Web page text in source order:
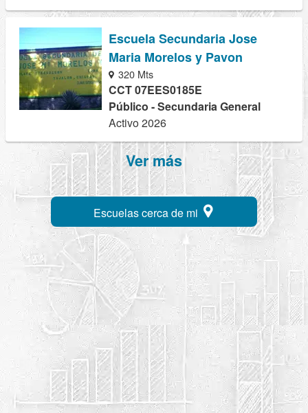
Escuela Secundaria Jose
Maria Morelos y Pavon
320 Mts
CCT 07EES0185E
Público - Secundaria General
Activo 2026
Ver más
Escuelas cerca de mi